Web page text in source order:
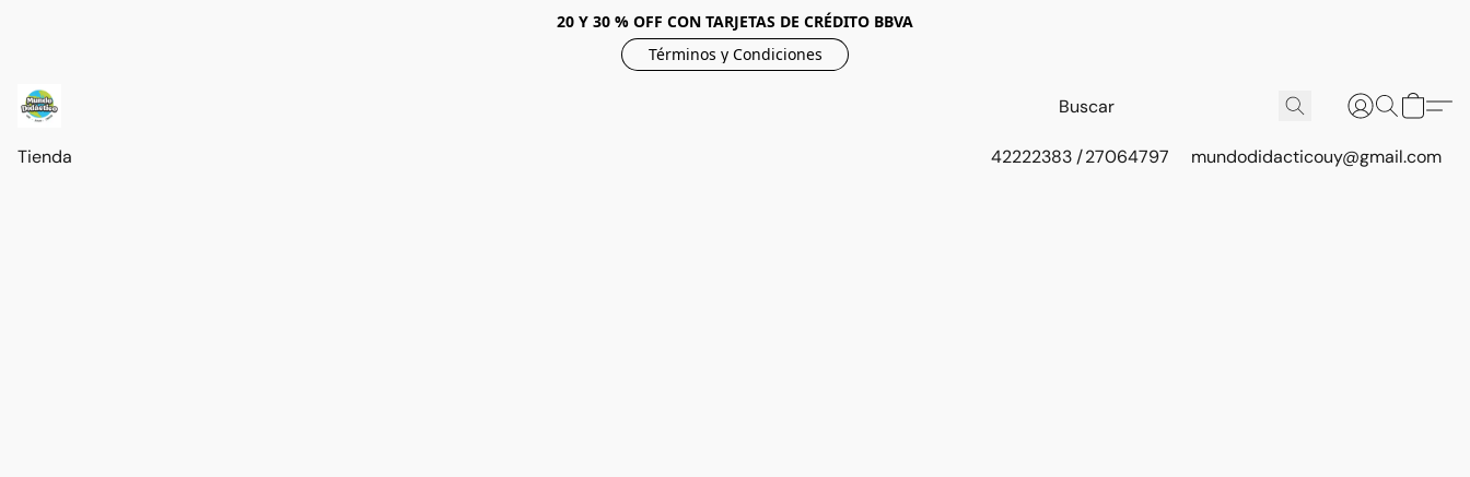
20 Y 30 % OFF CON TARJETAS DE CRÉDITO BBVA
Términos y Condiciones
Tienda 42222383 / 27064797 mundodidacticouy@gmail.com